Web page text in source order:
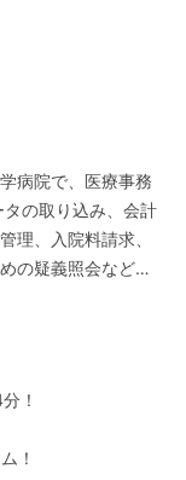
病院で、医療事務
の取り込み、会計
理、入院料請求、
の疑義照会など入
ランクOK! 「クリ
て…」という方も
を目指せる魅力的
！
！